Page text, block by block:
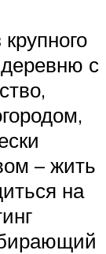
с
– жить
на